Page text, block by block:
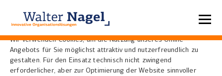
Home Über uns Historie
Datenschutzeinstellungen
Wir verwenden Cookies, um die Nutzung unseres Online-
Angebots für Sie möglichst attraktiv und nutzerfreundlich zu
gestalten. Für den Einsatz technisch nicht zwingend
erforderlicher, aber zur Optimierung der Website sinnvoller